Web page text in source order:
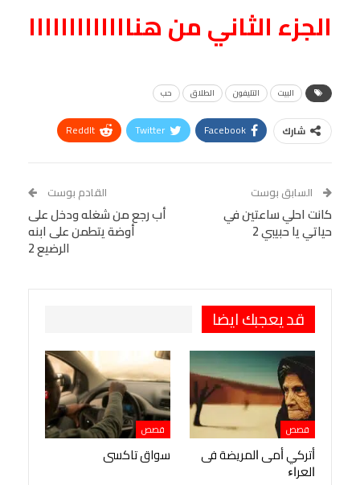
الجزء الثاني من هنااااااااااااا
البيت التليفون الطلاق حب
شارك Facebook
Twitter
ReddIt
Tumblr
البريد الإلكتروني
StumbleUpon
VK
Digg
Viber
السابق بوست
كانت احلي ساعتين في
حياتي يا حبيبي 2
القادم بوست
أب رجع من شغله ودخل على
أوضة يتطمن على ابنه
الرضيع 2
قد يعجبك ايضا
قصص
ﺃﺗﺮﻛﻲ ﺃﻣﻰ ﺍﻟﻤﺮﻳﻀﺔ ﻓﻰ
ﺍﻟﻌﺮﺍﺀ
قصص
سواق تاكسى